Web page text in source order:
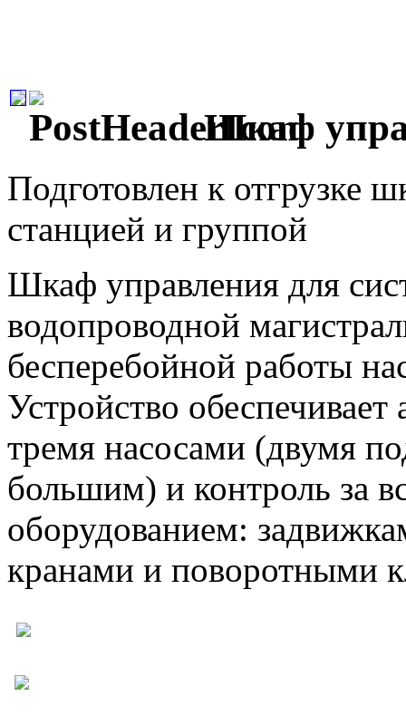
Шкаф
Подготовлен к отгрузке
станцией и группой
Шкаф управления для
водопроводной
бесперебойной работы
Устройство обеспечивает
тремя насосами (двумя
большим) и контроль за
оборудованием:
кранами и поворотными